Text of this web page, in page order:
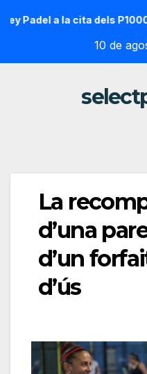
a la cita dels P1000 a
10 de
La
d’una
d’un
d’ús